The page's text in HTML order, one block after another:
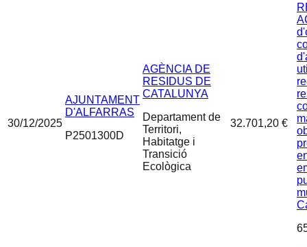
30/12/2025
AJUNTAMENT
D'ALFARRAS
P2501300D
AGÈNCIA DE
RESIDUS DE
CATALUNYA
Departament de
Territori,
Habitatge i
Transició
Ecològica
32.701,20 €